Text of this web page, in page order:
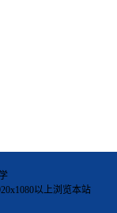
以上浏览本站